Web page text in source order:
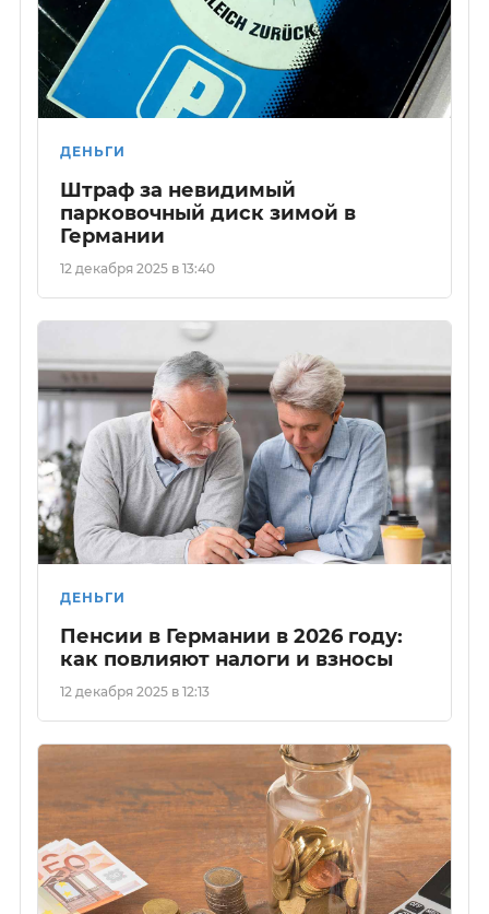
ДЕНЬГИ
Штраф за невидимый
парковочный диск зимой в
Германии
12 декабря 2025 в 13:40
ДЕНЬГИ
Пенсии в Германии в 2026 году:
как повлияют налоги и взносы
12 декабря 2025 в 12:13